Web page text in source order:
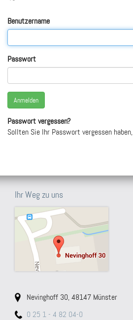
Benutzername
Passwort
Passwort vergessen?
Sollten Sie Ihr Passwort vergessen haben,
Ihr Weg zu uns
Nevinghoff 30, 48147 Münster
0 25 1 - 4 82 04-0